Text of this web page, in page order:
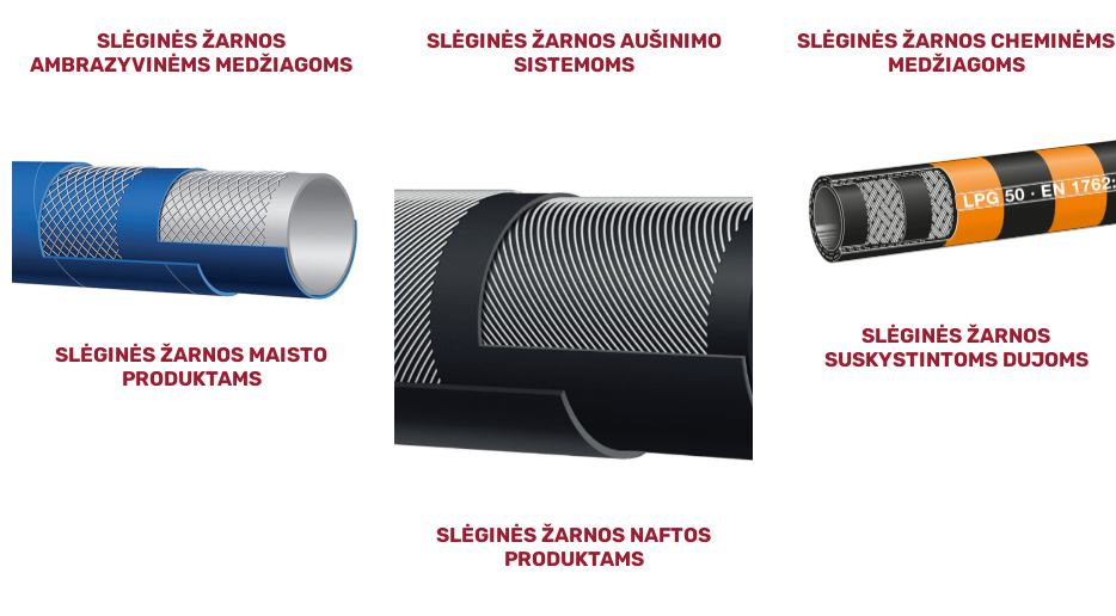
SLĖGINĖS ŽARNOS
AMBRAZYVINĖMS MEDŽIAGOMS
SLĖGINĖS ŽARNOS AUŠINIMO
SISTEMOMS
SLĖGINĖS ŽARNOS CHEMINĖMS
MEDŽIAGOMS
SLĖGINĖS ŽARNOS MAISTO
PRODUKTAMS
SLĖGINĖS ŽARNOS NAFTOS
PRODUKTAMS
SLĖGINĖS ŽARNOS
SUSKYSTINTOMS DUJOMS